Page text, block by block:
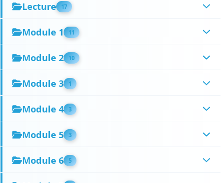
Lecture 17
Module 1 11
Module 2 10
Module 3 1
Module 4 3
Module 5 3
Module 6 5